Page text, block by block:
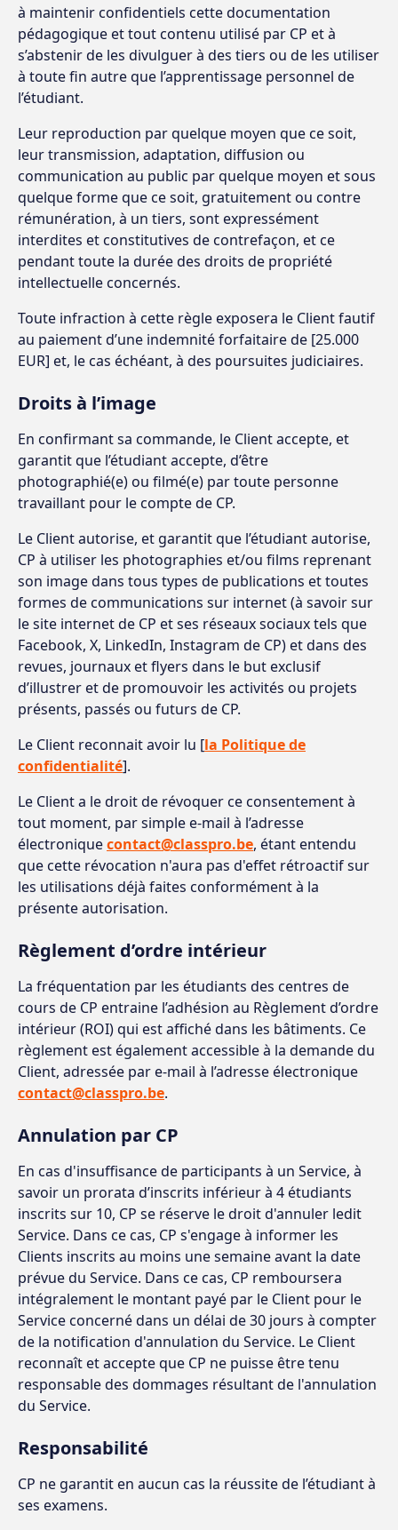
à maintenir confidentiels cette documentation
pédagogique et tout contenu utilisé par CP et à
s’abstenir de les divulguer à des tiers ou de les utiliser
à toute fin autre que l’apprentissage personnel de
l’étudiant.
Leur reproduction par quelque moyen que ce soit,
leur transmission, adaptation, diffusion ou
communication au public par quelque moyen et sous
quelque forme que ce soit, gratuitement ou contre
rémunération, à un tiers, sont expressément
interdites et constitutives de contrefaçon, et ce
pendant toute la durée des droits de propriété
intellectuelle concernés.
Toute infraction à cette règle exposera le Client fautif
au paiement d’une indemnité forfaitaire de [25.000
EUR] et, le cas échéant, à des poursuites judiciaires.
Droits à l’image
En confirmant sa commande, le Client accepte, et
garantit que l’étudiant accepte, d’être
photographié(e) ou filmé(e) par toute personne
travaillant pour le compte de CP.
Le Client autorise, et garantit que l’étudiant autorise,
CP à utiliser les photographies et/ou films reprenant
son image dans tous types de publications et toutes
formes de communications sur internet (à savoir sur
le site internet de CP et ses réseaux sociaux tels que
Facebook, X, LinkedIn, Instagram de CP) et dans des
revues, journaux et flyers dans le but exclusif
d’illustrer et de promouvoir les activités ou projets
présents, passés ou futurs de CP.
Le Client reconnait avoir lu [la Politique de
confidentialité].
Le Client a le droit de révoquer ce consentement à
tout moment, par simple e-mail à l’adresse
électroniquecontact@classpro.be, étant entendu
que cette révocation n'aura pas d'effet rétroactif sur
les utilisations déjà faites conformément à la
présente autorisation.
Règlement d’ordre intérieur
La fréquentation par les étudiants des centres de
cours de CP entraine l’adhésion au Règlement d’ordre
intérieur (ROI) qui est affiché dans les bâtiments. Ce
règlement est également accessible à la demande du
Client, adressée par e-mail à l’adresse électronique
contact@classpro.be.
Annulation par CP
En cas d'insuffisance de participants à un Service, à
savoir un prorata d’inscrits inférieur à 4 étudiants
inscrits sur 10, CP se réserve le droit d'annuler ledit
Service. Dans ce cas, CP s'engage à informer les
Clients inscrits au moins une semaine avant la date
prévue du Service. Dans ce cas, CP remboursera
intégralement le montant payé par le Client pour le
Service concerné dans un délai de 30 jours à compter
de la notification d'annulation du Service. Le Client
reconnaît et accepte que CP ne puisse être tenu
responsable des dommages résultant de l'annulation
du Service.
Responsabilité
CP ne garantit en aucun cas la réussite de l’étudiant à
ses examens.